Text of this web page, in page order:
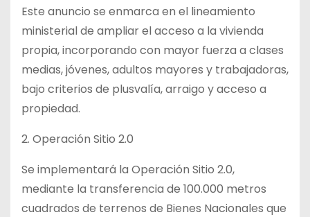
Este anuncio se enmarca en el lineamiento
ministerial de ampliar el acceso a la vivienda
propia, incorporando con mayor fuerza a clases
medias, jóvenes, adultos mayores y trabajadoras,
bajo criterios de plusvalía, arraigo y acceso a
propiedad.
2. Operación Sitio 2.0
Se implementará la Operación Sitio 2.0,
mediante la transferencia de 100.000 metros
cuadrados de terrenos de Bienes Nacionales que